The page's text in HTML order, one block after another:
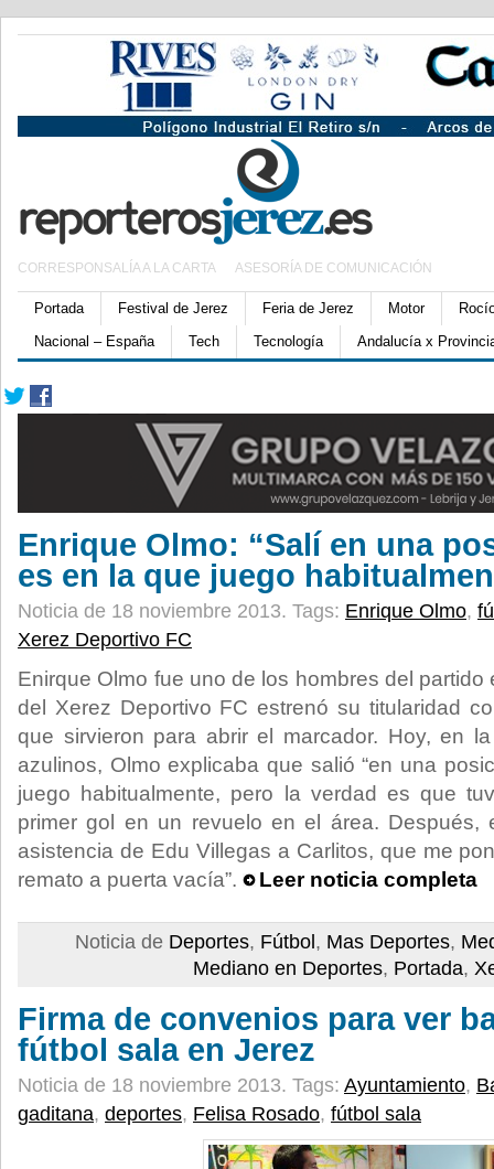
CORRESPONSALÍA A LA CARTA ASESORÍA DE COMUNICACIÓN
Portada Festival de Jerez Feria de Jerez Motor
Nacional – España
Tech Tecnología Andalucía x
Enrique Olmo: “Salí en una
es en la que juego
Noticia de 18 noviembre 2013. Tags: Enrique Olmo,
Xerez Deportivo FC
Enirque Olmo fue uno de los hombres del partido
del Xerez Deportivo FC estrenó su titularidad
que sirvieron para abrir el marcador. Hoy, en
azulinos, Olmo explicaba que salió “en una
juego habitualmente, pero la verdad es que
primer gol en un revuelo en el área. Después,
asistencia de Edu Villegas a Carlitos, que me
remato a puerta vacía”.
Leer noticia completa
Noticia de Deportes, Fútbol , Mas Deportes,
Mediano en Deportes, Portada,
Firma de convenios para ver
fútbol sala en Jerez
Noticia de 18 noviembre 2013. Tags: Ayuntamiento,
gaditana, deportes, Felisa Rosado, fútbol sala